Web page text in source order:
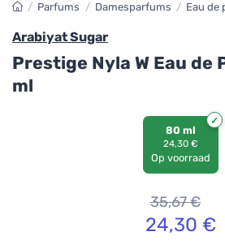
/ Parfums / Damesparfums / Eau de
Arabiyat Sugar
Prestige Nyla W Eau de
ml
80 ml
24,30 €
Op voorraad
35,67€
24,30 €